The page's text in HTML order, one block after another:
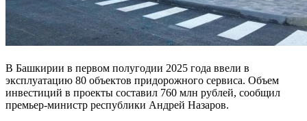
В Башкирии в первом полугодии 2025 года ввели в
эксплуатацию 80 объектов придорожного сервиса. Объем
инвестиций в проекты составил 760 млн рублей, сообщил
премьер-министр республики Андрей Назаров.